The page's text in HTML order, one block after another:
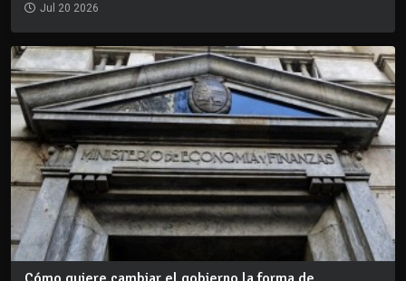
Jul 20 2026